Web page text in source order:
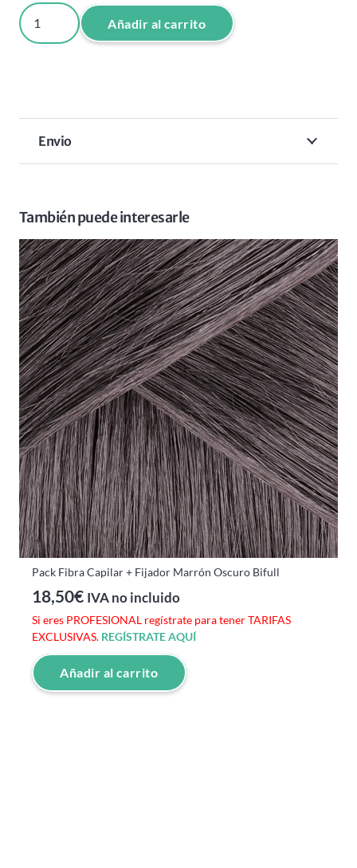
CHAMPU
SKULL
cantidad
Añadir al carrito
Envio
También puede interesarle
Pack Fibra Capilar + Fijador Marrón Oscuro Bifull
18,50€ IVA no incluido
Si eres PROFESIONAL regístrate para tener TARIFAS
EXCLUSIVAS. REGÍSTRATE AQUÍ
Añadir al carrito